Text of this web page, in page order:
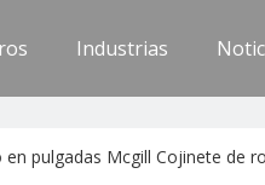
Industrias
pulgadas Mcgill Cojinete de